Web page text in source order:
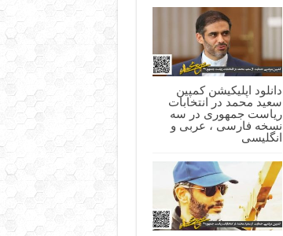
دانلود اپلیکیشن کمپین
سعید محمد در انتخابات
ریاست جمهوری در سه
نسخه فارسی ، عربی و
انگلیسی